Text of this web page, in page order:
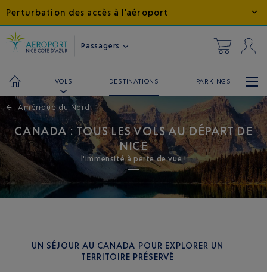
Perturbation des accès à l'aéroport
Passagers
VOLS DESTINATIONS PARKINGS
← Amérique du Nord
CANADA : TOUS LES VOLS AU DÉPART DE
NICE
l'immensité à perte de vue !
UN SÉJOUR AU CANADA POUR EXPLORER UN
TERRITOIRE PRÉSERVÉ